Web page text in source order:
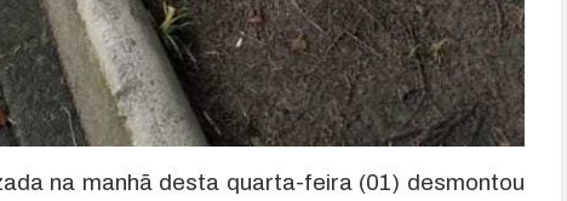
na manhã desta quarta-feira (01) desmontou